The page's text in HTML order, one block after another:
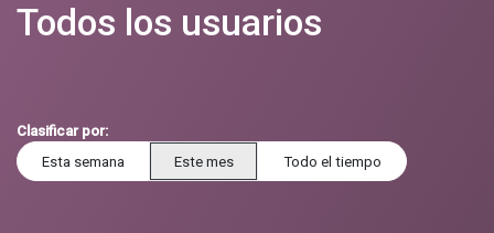
Todos los usuarios
Clasificar por:
Esta semana
Este mes Todo el tiempo